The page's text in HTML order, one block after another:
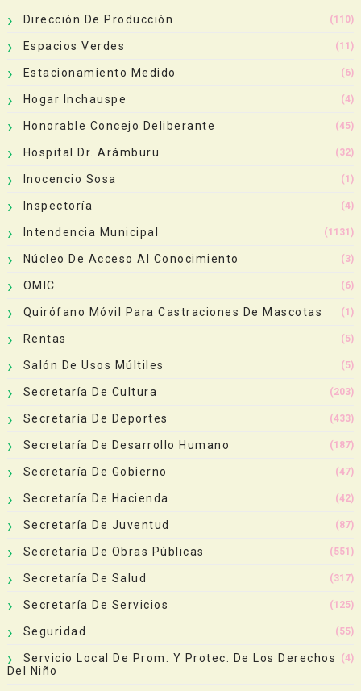
Dirección De Producción (110)
Espacios Verdes (11)
Estacionamiento Medido (6)
Hogar Inchauspe (4)
Honorable Concejo Deliberante (45)
Hospital Dr. Arámburu (32)
Inocencio Sosa (1)
Inspectoría (4)
Intendencia Municipal (1131)
Núcleo De Acceso Al Conocimiento (3)
OMIC (6)
Quirófano Móvil Para Castraciones De Mascotas (1)
Rentas (5)
Salón De Usos Múltiles (5)
Secretaría De Cultura (203)
Secretaría De Deportes (433)
Secretaría De Desarrollo Humano (187)
Secretaría De Gobierno (47)
Secretaría De Hacienda (42)
Secretaría De Juventud (87)
Secretaría De Obras Públicas (551)
Secretaría De Salud (317)
Secretaría De Servicios (125)
Seguridad (55)
Servicio Local De Prom. Y Protec. De Los Derechos
Del Niño
(4)